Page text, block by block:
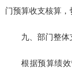
门预算收支核算，
九、部门整
根据预算绩